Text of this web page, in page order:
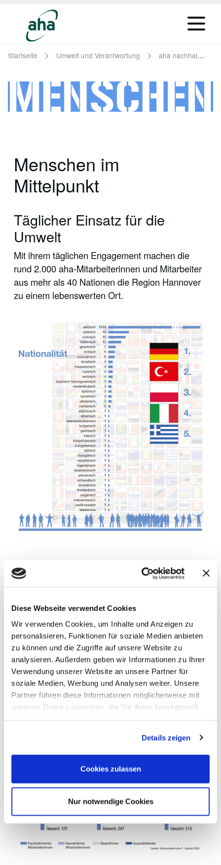
Diese Webseite verwendet Cookies
Wir verwenden Cookies, um Inhalte und Anzeigen zu
personalisieren, Funktionen für soziale Medien anbieten
zu können und die Zugriffe auf unsere Website zu
analysieren. Außerdem geben wir Informationen zu Ihrer
Verwendung unserer Website an unsere Partner für
soziale Medien, Werbung und Analysen weiter. Unsere
Partner führen diese Informationen möglicherweise mit
weiteren Daten zusammen, die Sie ihnen bereitgestellt
Details zeigen
Cookies zulassen
Nur notwendige Cookies
Startseite Umwelt und Verantwortung aha nachhaltig
Menschen im
Mittelpunkt
Täglicher Einsatz für die
Umwelt
Mit ihrem täglichen Engagement machen die
rund 2.000 aha-Mitarbeiterinnen und Mitarbeiter
aus mehr als 40 Nationen die Region Hannover
zu einem lebenswerten Ort.